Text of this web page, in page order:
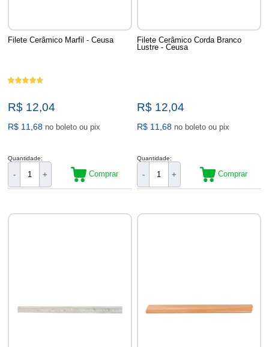
Filete Cerâmico Marfil - Ceusa
R$ 12,04
R$ 11,68 no boleto ou pix
Quantidade:
- + Comprar
Filete Cerâmico Corda Branco
Lustre - Ceusa
R$ 12,04
R$ 11,68 no boleto ou pix
Quantidade:
- + Comprar